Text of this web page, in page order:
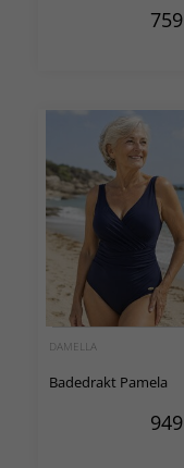
759
DAMELLA
Badedrakt Pamela
949